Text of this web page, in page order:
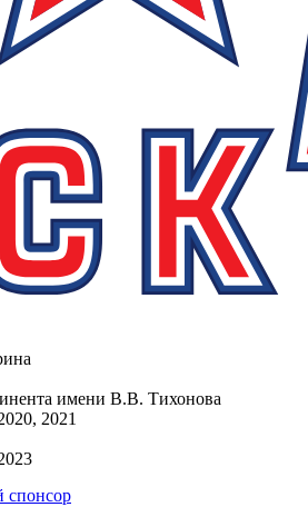
имени В.В. Тихонова
2021
спонсор